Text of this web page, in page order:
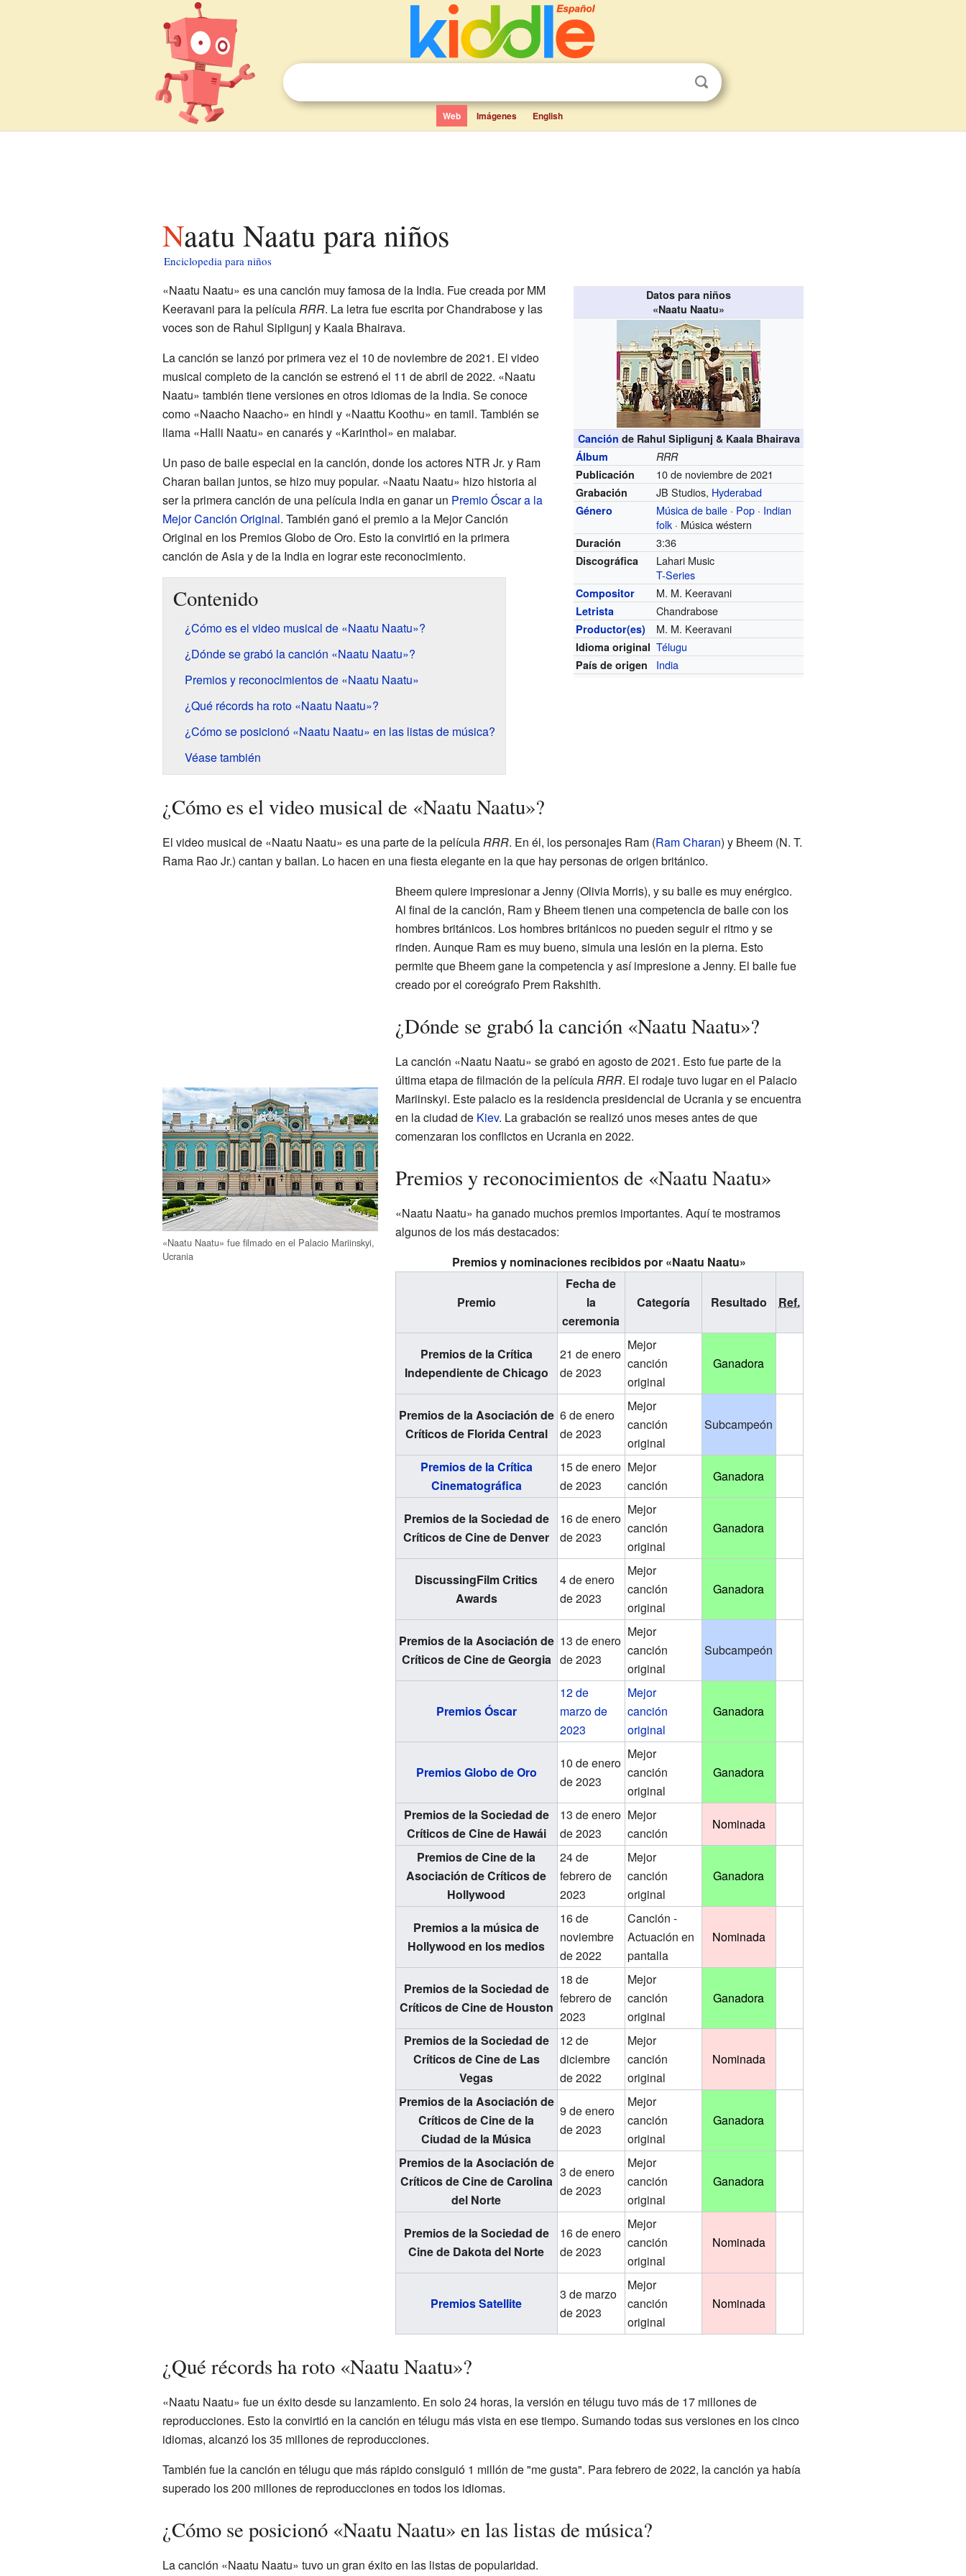
Web Imágenes English
Naatu Naatu para niños
Enciclopedia para niños
Datos para niños
«Naatu Naatu»
Canción de Rahul Sipligunj & Kaala Bhairava
Álbum
RRR
Publicación
10 de noviembre de 2021
Grabación JB Studios, Hyderabad
Género Música de baile · Pop · Indian
folk · Música wéstern
Duración 3:36
Discográfica
Lahari Music
T-Series
Compositor M. M. Keeravani
Letrista Chandrabose
Productor(es) M. M. Keeravani
Idioma original Télugu
País de origen India
«Naatu Naatu» es una canción muy famosa de la India. Fue creada por MM
Keeravani para la películaRRR. La letra fue escrita por Chandrabose y las
voces son de Rahul Sipligunj y Kaala Bhairava.
La canción se lanzó por primera vez el 10 de noviembre de 2021. El video
musical completo de la canción se estrenó el 11 de abril de 2022. «Naatu
Naatu» también tiene versiones en otros idiomas de la India. Se conoce
como «Naacho Naacho» en hindi y «Naattu Koothu» en tamil. También se
llama «Halli Naatu» en canarés y «Karinthol» en malabar.
Un paso de baile especial en la canción, donde los actores NTR Jr. y Ram
Charan bailan juntos, se hizo muy popular. «Naatu Naatu» hizo historia al
ser la primera canción de una película india en ganar un Premio Óscar a la
Mejor Canción Original. También ganó el premio a la Mejor Canción
Original en los Premios Globo de Oro. Esto la convirtió en la primera
canción de Asia y de la India en lograr este reconocimiento.
Contenido
¿Cómo es el video musical de «Naatu Naatu»?
¿Dónde se grabó la canción «Naatu Naatu»?
Premios y reconocimientos de «Naatu Naatu»
¿Qué récords ha roto «Naatu Naatu»?
¿Cómo se posicionó «Naatu Naatu» en las listas de música?
Véase también
¿Cómo es el video musical de «Naatu Naatu»?
El video musical de «Naatu Naatu» es una parte de la películaRRR. En él, los personajes Ram (Ram Charan) y Bheem (N. T.
Rama Rao Jr.) cantan y bailan. Lo hacen en una fiesta elegante en la que hay personas de origen británico.
Bheem quiere impresionar a Jenny (Olivia Morris), y su baile es muy enérgico.
Al final de la canción, Ram y Bheem tienen una competencia de baile con los
hombres británicos. Los hombres británicos no pueden seguir el ritmo y se
rinden. Aunque Ram es muy bueno, simula una lesión en la pierna. Esto
permite que Bheem gane la competencia y así impresione a Jenny. El baile fue
creado por el coreógrafo Prem Rakshith.
¿Dónde se grabó la canción «Naatu Naatu»?
«Naatu Naatu» fue filmado en el Palacio Mariinskyi,
Ucrania
La canción «Naatu Naatu» se grabó en agosto de 2021. Esto fue parte de la
última etapa de filmación de la películaRRR. El rodaje tuvo lugar en el Palacio
Mariinskyi. Este palacio es la residencia presidencial de Ucrania y se encuentra
en la ciudad de Kiev. La grabación se realizó unos meses antes de que
comenzaran los conflictos en Ucrania en 2022.
Premios y reconocimientos de «Naatu Naatu»
«Naatu Naatu» ha ganado muchos premios importantes. Aquí te mostramos
algunos de los más destacados:
Premios y nominaciones recibidos por «Naatu Naatu»
Premio
Fecha de
la
ceremonia
Categoría Resultado Ref.
Premios de la Crítica
Independiente de Chicago
21 de enero
de 2023
Mejor
canción
original
Ganadora
Premios de la Asociación de
Críticos de Florida Central
6 de enero
de 2023
Mejor
canción
original
Subcampeón
Premios de la Crítica
Cinematográfica
15 de enero
de 2023
Mejor
canción
Ganadora
Premios de la Sociedad de
Críticos de Cine de Denver
16 de enero
de 2023
Mejor
canción
original
Ganadora
DiscussingFilm Critics
Awards
4 de enero
de 2023
Mejor
canción
original
Ganadora
Premios de la Asociación de
Críticos de Cine de Georgia
13 de enero
de 2023
Mejor
canción
original
Subcampeón
Premios Óscar
12 de
marzo de
2023
Mejor
canción
original
Ganadora
Premios Globo de Oro
10 de enero
de 2023
Mejor
canción
original
Ganadora
Premios de la Sociedad de
Críticos de Cine de Hawái
13 de enero
de 2023
Mejor
canción
Nominada
Premios de Cine de la
Asociación de Críticos de
Hollywood
24 de
febrero de
2023
Mejor
canción
original
Ganadora
Premios a la música de
Hollywood en los medios
16 de
noviembre
de 2022
Canción -
Actuación en
pantalla
Nominada
Premios de la Sociedad de
Críticos de Cine de Houston
18 de
febrero de
2023
Mejor
canción
original
Ganadora
Premios de la Sociedad de
Críticos de Cine de Las
Vegas
12 de
diciembre
de 2022
Mejor
canción
original
Nominada
Premios de la Asociación de
Críticos de Cine de la
Ciudad de la Música
9 de enero
de 2023
Mejor
canción
original
Ganadora
Premios de la Asociación de
Críticos de Cine de Carolina
del Norte
3 de enero
de 2023
Mejor
canción
original
Ganadora
Premios de la Sociedad de
Cine de Dakota del Norte
16 de enero
de 2023
Mejor
canción
original
Nominada
Premios Satellite
3 de marzo
de 2023
Mejor
canción
original
Nominada
¿Qué récords ha roto «Naatu Naatu»?
«Naatu Naatu» fue un éxito desde su lanzamiento. En solo 24 horas, la versión en télugu tuvo más de 17 millones de
reproducciones. Esto la convirtió en la canción en télugu más vista en ese tiempo. Sumando todas sus versiones en los cinco
idiomas, alcanzó los 35 millones de reproducciones.
También fue la canción en télugu que más rápido consiguió 1 millón de "me gusta". Para febrero de 2022, la canción ya había
superado los 200 millones de reproducciones en todos los idiomas.
¿Cómo se posicionó «Naatu Naatu» en las listas de música?
La canción «Naatu Naatu» tuvo un gran éxito en las listas de popularidad.